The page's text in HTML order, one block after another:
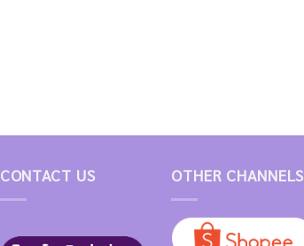
CONTACT US OTHER CHANNELS